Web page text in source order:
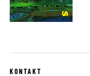
KONTAKT